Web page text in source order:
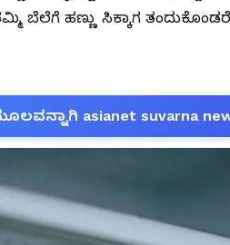
ಬೆಲೆಗೆ ಹಣ್ಣು ಸಿಕ್ಕಾಗ
asianet suvarna